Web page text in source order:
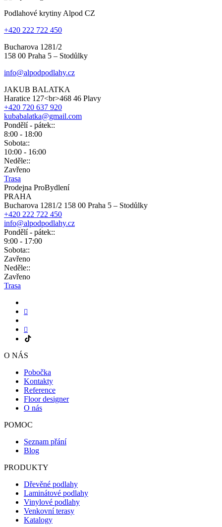
Podlahové krytiny Alpod CZ
+420 222 722 450
Bucharova 1281/2
158 00 Praha 5 – Stodůlky
info@alpodpodlahy.cz
JAKUB BALATKA
Haratice 127<br>468 46 Plavy
+420 720 637 920
kubabalatka@gmail.com
Pondělí - pátek::
8:00 - 18:00
Sobota::
10:00 - 16:00
Neděle::
Zavřeno
Trasa
Prodejna ProBydlení
PRAHA
Bucharova 1281/2 158 00 Praha 5 – Stodůlky
+420 222 722 450
info@alpodpodlahy.cz
Pondělí - pátek::
9:00 - 17:00
Sobota::
Zavřeno
Neděle::
Zavřeno
Trasa
O NÁS
Pobočka
Kontakty
Reference
Floor designer
O nás
POMOC
Seznam přání
Blog
PRODUKTY
Dřevěné podlahy
Laminátové podlahy
Vinylové podlahy
Venkovní terasy
Katalogy